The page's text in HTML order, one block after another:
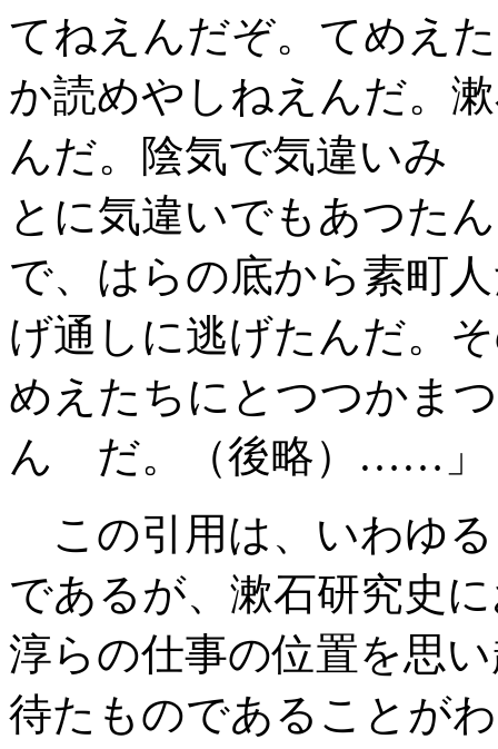
てねえんだぞ。てめ
か読めやしねえんだ。
んだ。陰気で気違い
とに気違いでもあつた
で、はらの底から素町
げ通しに逃げたんだ。
めえたちにとつつかま
ん だ。（後略）……」
この引用は、いわゆ
であるが、漱石研究史
淳らの仕事の位置を思
待たものであることが